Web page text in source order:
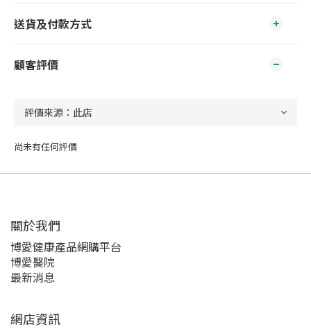
送貨及付款方式
顧客評價
尚未有任何評價
關於我們‎
博愛健康產品網購平台
博愛醫院
最新消息
網店資訊